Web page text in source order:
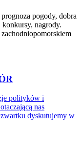
pogody, dobra
nagrody.
polityków i
nas
dyskutujemy w